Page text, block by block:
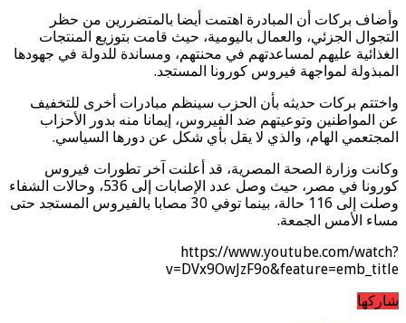
وأضاف بركات أن المبادرة اهتمت أيضا بالمتضررين من حظر
التجوال الجزئي، والعمال باليومية، حيث قامت بتوزيع المنتجات
الغذائية عليهم لمساعدتهم في محنتهم، ومساندة للدولة في جهودها
المبذولة لمواجهة فيروس كورونا المستجد.
واختتم بركات حديثه بأن الحزب سينظم مبادرات أخرى للتخفيف
عن المواطنين وتوعيتهم ضد الفيروس، إيمانا منه بدور الأحزاب
المجتعمي الهام، والذي لا يقل بأي شكل عن دورها السياسي.
وكانت وزارة الصحة المصرية، قد أعلنت آخر تطورات فيروس
كورونا في مصر، حيث وصل عدد الإصابات إلى 536، وحالات الشفاء
وصلت إلى 116 حالة، بينما توفي 30 مصابا بالفيروس المستجد حتى
مساء الأمس الجمعة.
https://www.youtube.com/watch?
v=DVx9OwJzF9o&feature=emb_title
شاركها